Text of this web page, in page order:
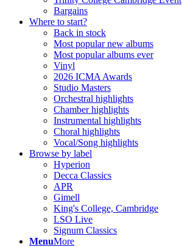
Bargains
Where to start?
Back in stock
Most popular new albums
Most popular albums ever
Vinyl
2026 ICMA Awards
Studio Masters
Orchestral highlights
Chamber highlights
Instrumental highlights
Choral highlights
Vocal/Song highlights
Browse by label
Hyperion
Decca Classics
APR
Gimell
King's College, Cambridge
LSO Live
Signum Classics
MenuMore